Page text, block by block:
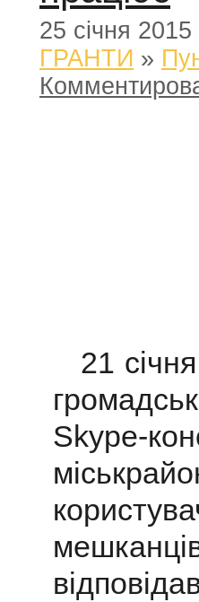
25 січня 2015
ГРАНТИ »
21
Skype-